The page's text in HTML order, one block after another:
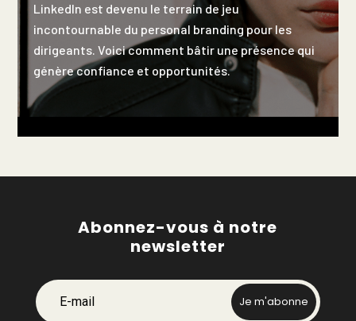
LinkedIn est devenu le terrain de jeu
incontournable du personal branding pour les
dirigeants. Voici comment bâtir une présence qui
génère confiance et opportunités.
Abonnez-vous à notre
newsletter
E-mail Je m'abonne